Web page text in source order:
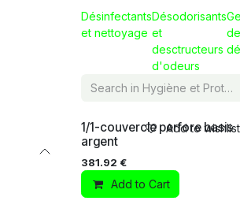
Désinfectants
et nettoyage
Désodorisants
et
desctructeurs
d'odeurs
1/1-couvercle perfore basis
argent
381.92 €
Add to Cart
Add to wishlist